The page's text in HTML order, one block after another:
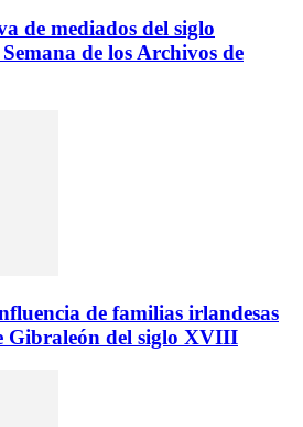
de mediados del siglo
de los Archivos de
de familias irlandesas
Gibraleón del siglo XVIII